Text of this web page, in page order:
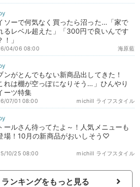
ソーで何気なく買ったら沼った…「家で
るレベル超えた」「300円で良いんです
！」
海原藍
04/06 08:00
ンがとんでもない新商品出してきた！
れは棚が空っぽになりそう…」ひんやり
ーツ特集
michill ライフスタイル
07/01 08:00
ールさん待ってたよ～！人気メニューも
場！10月の新商品がおいしそう♡
michill ライフスタイル
10/25 08:00
ランキングをもっと見る